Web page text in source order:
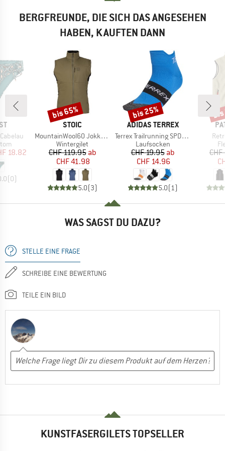
BERGFREUNDE, DIE SICH DAS ANGESEHEN
HABEN, KAUFTEN DANN
Preis
18.82
(0)
MARKE
STOIC
Artikel
MountainWool60 JokkmokkSt. Hybrid Vest
Produktgruppe
Wintergilet
Preis
CHF 119.95reduzierter Preis
ab
CHF 41.98
5.0(3)
Rabatt
bis 65%
MARKE
ADIDAS TERREX
Artikel
Terrex Trailrunning SPD Socks
Produktgruppe
Laufsocken
Preis
CHF 19.95reduzierter Preis
ab
CHF 14.96
5.0(1 )
Rabatt
bis 25%
WAS SAGST DU DAZU?
STELLE EINE FRAGE
SCHREIBE EINE BEWERTUNG
TEILE EIN BILD
KUNSTFASERGILETS TOPSELLER